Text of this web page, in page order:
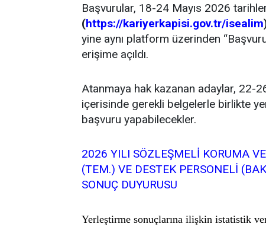
Başvurular, 18-24 Mayıs 2026
(https://kariyerkapisi.gov.tr/isealim
yine aynı platform üzerinden
erişime açıldı.
Atanmaya hak kazanan adaylar, 22-
içerisinde gerekli belgelerle birlikte
başvuru yapabilecekler.
2026 YILI SÖZLEŞMELİ KORUMA
(TEM.) VE DESTEK PERSONELİ
SONUÇ DUYURUSU
Yerleştirme sonuçlarına ilişkin istatistik